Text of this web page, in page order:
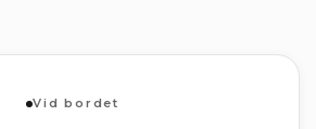
Vid bordet